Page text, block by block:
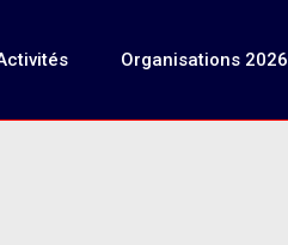
Organisations 2026